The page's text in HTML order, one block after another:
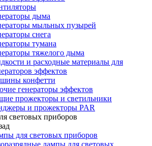
дыма
мыльных пузырей
снега
тумана
тяжелого дыма
и расходные материалы для
эффектов
конфетти
генераторы эффектов
прожекторы и светильники
и прожекторы PAR
световых приборов
для световых приборов
лампы для световых